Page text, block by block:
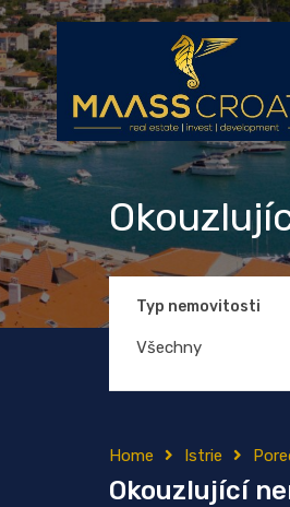
Typ nemovitosti
Všechny
Home Istrie
Okouzlující